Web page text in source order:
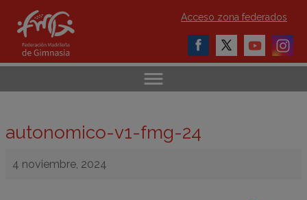
Acceso zona federados
autonomico-v1-fmg-24
4 noviembre, 2024